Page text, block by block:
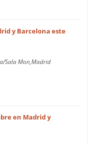
y Barcelona este
Sala Mon,Madrid
en Madrid y